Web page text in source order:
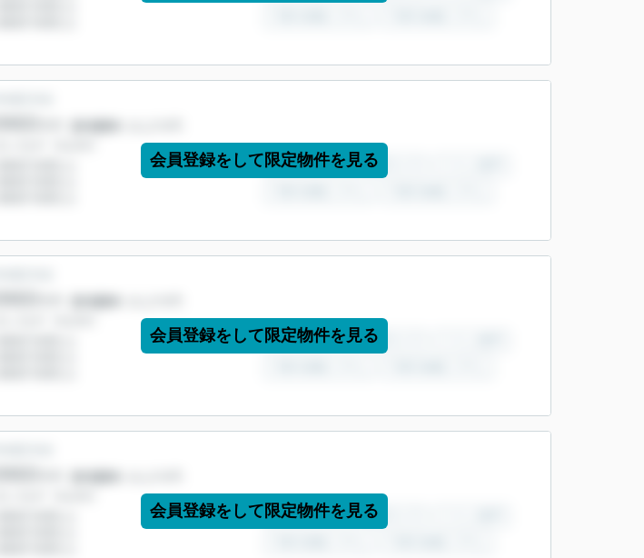
会員登録をして限定物件を見る
会員登録をして限定物件を見る
会員登録をして限定物件を見る